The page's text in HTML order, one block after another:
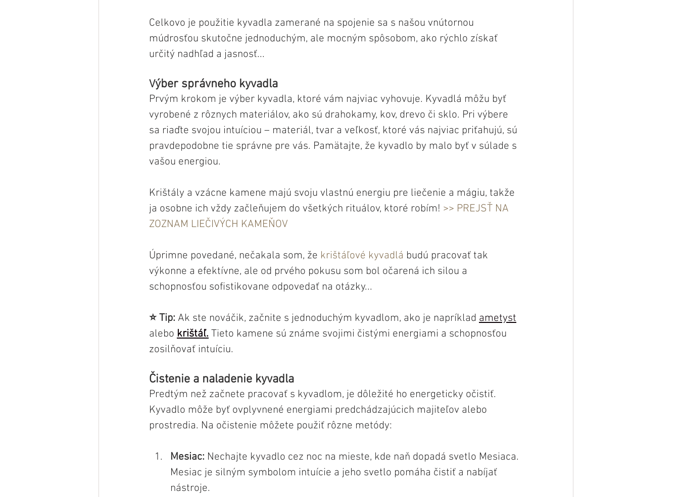
Celkovo je použitie kyvadla zamerané na spojenie sa s našou vnútornou
múdrosťou skutočne jednoduchým, ale mocným spôsobom, ako rýchlo získať
určitý nadhľad a jasnosť...
Výber správneho kyvadla
Prvým krokom je výber kyvadla, ktoré vám najviac vyhovuje. Kyvadlá môžu byť
vyrobené z rôznych materiálov, ako sú drahokamy, kov, drevo či sklo. Pri výbere
sa riaďte svojou intuíciou – materiál, tvar a veľkosť, ktoré vás najviac priťahujú, sú
pravdepodobne tie správne pre vás. Pamätajte, že kyvadlo by malo byť v súlade s
vašou energiou.
Krištály a vzácne kamene majú svoju vlastnú energiu pre liečenie a mágiu, takže
ja osobne ich vždy začleňujem do všetkých rituálov, ktoré robím! >> PREJSŤ NA
ZOZNAM LIEČIVÝCH KAMEŇOV
Úprimne povedané, nečakala som, že krištáľové kyvadlá budú pracovať tak
výkonne a efektívne, ale od prvého pokusu som bol očarená ich silou a
schopnosťou sofistikovane odpovedať na otázky...
⭐️ Tip: Ak ste nováčik, začnite s jednoduchým kyvadlom, ako je napríklad ametyst
alebo krištáľ. Tieto kamene sú známe svojimi čistými energiami a schopnosťou
zosilňovať intuíciu.
Čistenie a naladenie kyvadla
Predtým než začnete pracovať s kyvadlom, je dôležité ho energeticky očistiť.
Kyvadlo môže byť ovplyvnené energiami predchádzajúcich majiteľov alebo
prostredia. Na očistenie môžete použiť rôzne metódy:
Mesiac: Nechajte kyvadlo cez noc na mieste, kde naň dopadá svetlo Mesiaca.
Mesiac je silným symbolom intuície a jeho svetlo pomáha čistiť a nabíjať
nástroje.